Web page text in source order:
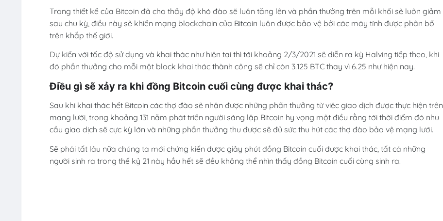
Trong thiết kế của Bitcoin đã cho thấy độ khó đào sẽ luôn tăng lên và phần thưởng trên mỗi khối sẽ luôn giảm
sau chu kỳ, điều này sẽ khiến mạng blockchain của Bitcoin luôn được bảo vệ bởi các máy tính được phân bổ
trên khắp thế giới.
Dự kiến với tốc độ sử dụng và khai thác như hiện tại thì tới khoảng 2/3/2021 sẽ diễn ra kỳ Halving tiếp theo, khi
đó phần thưởng cho mỗi một block khai thác thành công sẽ chỉ còn 3.125 BTC thay vì 6.25 như hiện nay.
Điều gì sẽ xảy ra khi đồng Bitcoin cuối cùng được khai thác?
Sau khi khai thác hết Bitcoin các thợ đào sẽ nhận được những phẩn thưởng từ việc giao dịch được thực hiện trên
mạng lưới, trong khoảng 131 năm phát triển người sáng lập Bitcoin hy vọng một điều rằng tới thời điểm đó nhu
cầu giao dịch sẽ cực kỳ lớn và những phần thưởng thu được sẽ đủ sức thu hút các thợ đào bảo vệ mạng lưới.
Sẽ phải tất lâu nữa chúng ta mới chứng kiến được giây phút đồng Bitcoin cuối được khai thác, tất cả những
người sinh ra trong thế kỷ 21 này hầu hết sẽ đều không thể nhìn thấy đồng Bitcoin cuối cùng sinh ra.